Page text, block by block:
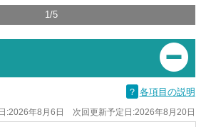
1 /5
？ 各項目の説明
:2026年8月6日 次回更新予定日:2026年8月20日